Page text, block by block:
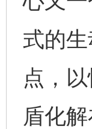
式的
点，
盾化